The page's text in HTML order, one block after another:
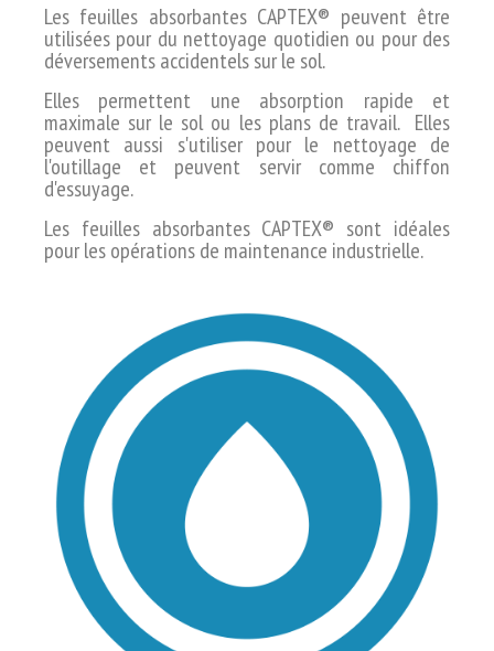
Les feuilles absorbantes CAPTEX® peuvent être
utilisées pour du nettoyage quotidien ou pour des
déversements accidentels sur le sol.
Elles permettent une absorption rapide et
maximale sur le sol ou les plans de travail. Elles
peuvent aussi s'utiliser pour le nettoyage de
l'outillage et peuvent servir comme chiffon
d'essuyage.
Les feuilles absorbantes CAPTEX® sont idéales
pour les opérations de maintenance industrielle.